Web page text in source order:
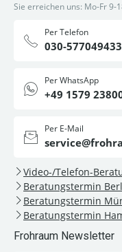
Sie erreichen uns: Mo-Fr 9-
Per Telefon
030-577049433
Per WhatsApp
+49 1579
Per E-Mail
Video-/Telefon-
Beratungstermin
Beratungstermin
Beratungstermin
Frohraum Newsletter